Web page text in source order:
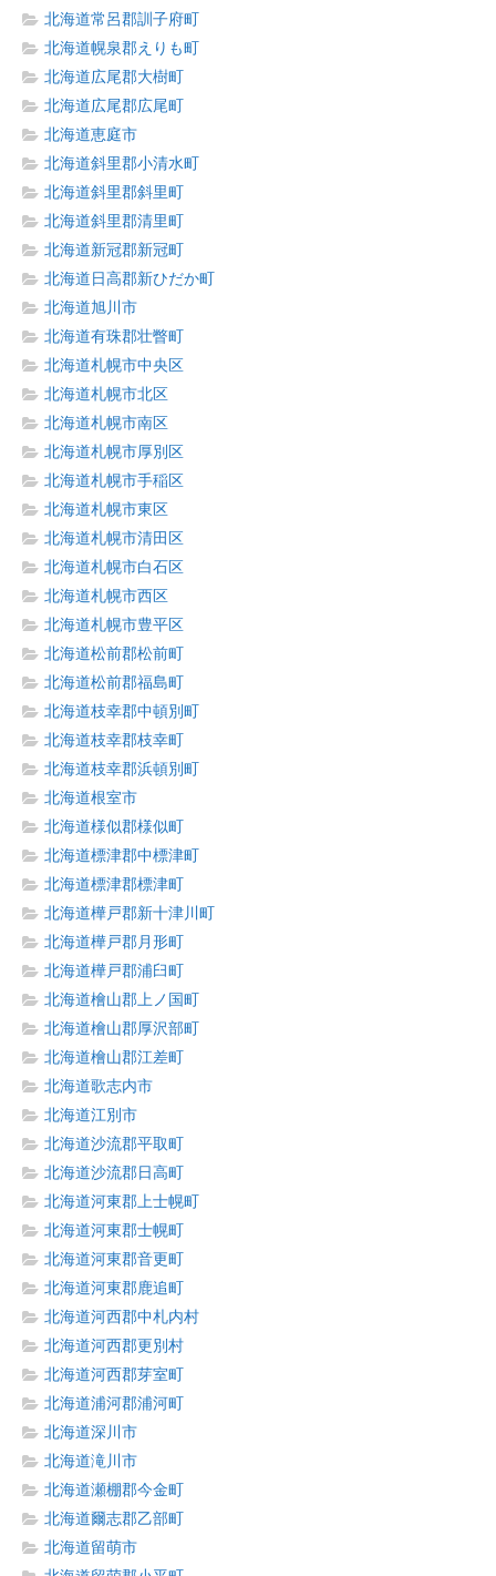
北海道常呂郡訓子府町
北海道幌泉郡えりも町
北海道広尾郡大樹町
北海道広尾郡広尾町
北海道恵庭市
北海道斜里郡小清水町
北海道斜里郡斜里町
北海道斜里郡清里町
北海道新冠郡新冠町
北海道日高郡新ひだか町
北海道旭川市
北海道有珠郡壮瞥町
北海道札幌市中央区
北海道札幌市北区
北海道札幌市南区
北海道札幌市厚別区
北海道札幌市手稲区
北海道札幌市東区
北海道札幌市清田区
北海道札幌市白石区
北海道札幌市西区
北海道札幌市豊平区
北海道松前郡松前町
北海道松前郡福島町
北海道枝幸郡中頓別町
北海道枝幸郡枝幸町
北海道枝幸郡浜頓別町
北海道根室市
北海道様似郡様似町
北海道標津郡中標津町
北海道標津郡標津町
北海道樺戸郡新十津川町
北海道樺戸郡月形町
北海道樺戸郡浦臼町
北海道檜山郡上ノ国町
北海道檜山郡厚沢部町
北海道檜山郡江差町
北海道歌志内市
北海道江別市
北海道沙流郡平取町
北海道沙流郡日高町
北海道河東郡上士幌町
北海道河東郡士幌町
北海道河東郡音更町
北海道河東郡鹿追町
北海道河西郡中札内村
北海道河西郡更別村
北海道河西郡芽室町
北海道浦河郡浦河町
北海道深川市
北海道滝川市
北海道瀬棚郡今金町
北海道爾志郡乙部町
北海道留萌市